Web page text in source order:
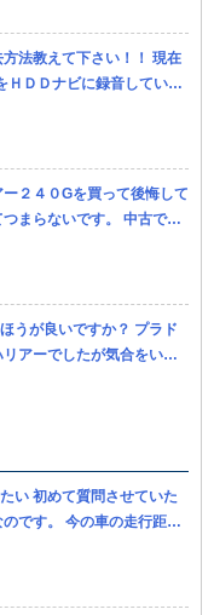
法教えて下さい！！ 現在
ＨＤＤナビに録音していた
録音した曲を消去しよう
２４０Gを買って後悔して
まらないです。 中古でハ
年ローンで買ったので、
うが良いですか？ プラド
アーでしたが気合をいれ
しかし気合入れて洗車し
い 初めて質問させていた
です。 今の車の走行距離
討してます。私 は10万